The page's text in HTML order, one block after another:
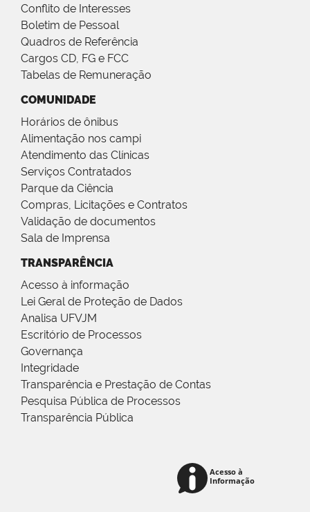
Conflito de Interesses
Boletim de Pessoal
Quadros de Referência
Cargos CD, FG e FCC
Tabelas de Remuneração
COMUNIDADE
Horários de ônibus
Alimentação nos campi
Atendimento das Clínicas
Serviços Contratados
Parque da Ciência
Compras, Licitações e Contratos
Validação de documentos
Sala de Imprensa
TRANSPARÊNCIA
Acesso à informação
Lei Geral de Proteção de Dados
Analisa UFVJM
Escritório de Processos
Governança
Integridade
Transparência e Prestação de Contas
Pesquisa Pública de Processos
Transparência Pública